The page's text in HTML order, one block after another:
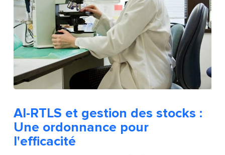
AI-RTLS et gestion des stocks :
Une ordonnance pour
l'efficacité